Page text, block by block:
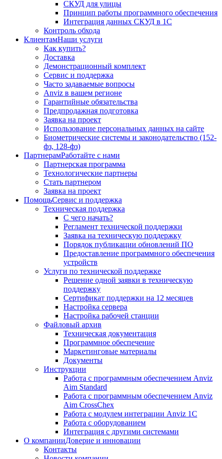
СКУД для улицы
Принцип работы программного обеспечения
Интеграция данных СКУД в 1С
Контроль обхода
КлиентамНаши услуги
Как купить?
Доставка
Демонстрационный комплект
Сервис и поддержка
Часто задаваемые вопросы
Anviz в вашем регионе
Гарантийные обязательства
Предпродажная подготовка
Заявка на проект
Использование персональных данных на сайте
Биометрические системы и законодательство (152-
фз, 128-фз)
ПартнерамРаботайте с нами
Партнерская программа
Технологические партнеры
Стать партнером
Заявка на проект
ПомощьСервис и поддержка
Техническая поддержка
С чего начать?
Регламент технической поддержки
Заявка на техническую поддержку
Порядок публикации обновлений ПО
Предоставление программного обеспечения
устройств
Услуги по технической поддержке
Решение одной заявки в техническую
поддержку
Сертификат поддержки на 12 месяцев
Настройка сервера
Настройка рабочей станции
Файловый архив
Техническая документация
Программное обеспечение
Маркетинговые материалы
Документы
Инструкции
Работа с программным обеспечением Anviz
Aim Standard
Работа с программным обеспечением Anviz
Aim CrossChex
Работа с модулем интеграции Anviz 1C
Работа с оборудованием
Интеграция с другими системами
О компанииДоверие и инновации
Контакты